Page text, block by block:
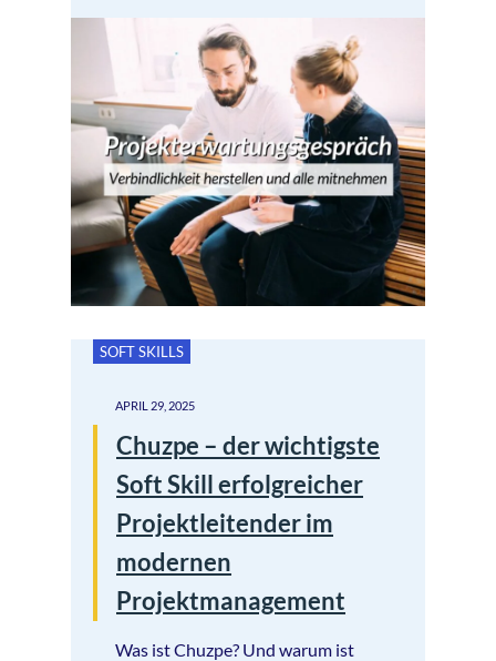
SOFT SKILLS
APRIL 29, 2025
Chuzpe – der wichtigste
Soft Skill erfolgreicher
Projektleitender im
modernen
Projektmanagement
Was ist Chuzpe? Und warum ist